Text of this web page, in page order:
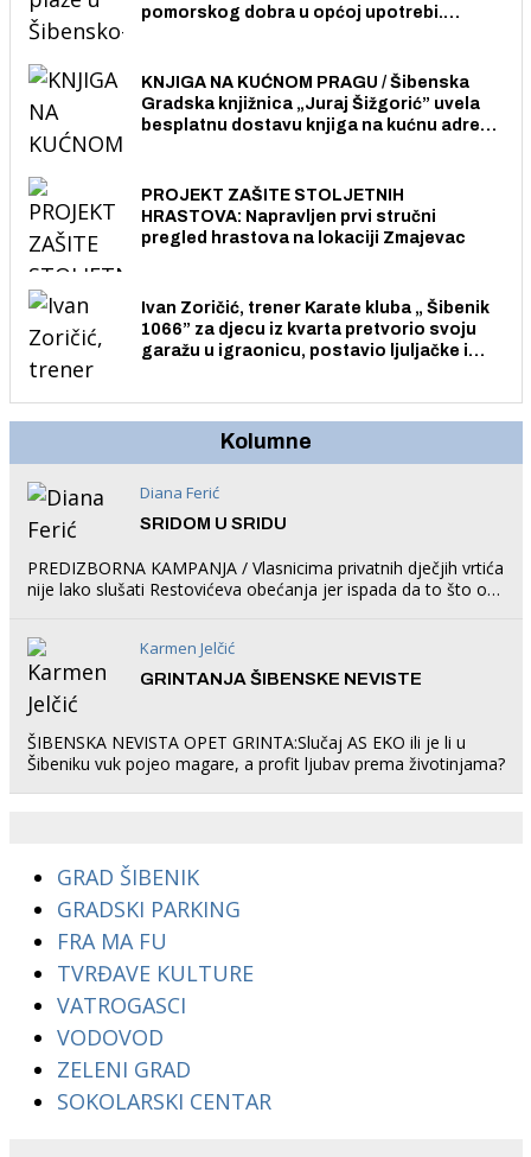
pomorskog dobra u općoj upotrebi.
KNJIGA NA KUĆNOM PRAGU / Šibenska
Gradska knjižnica „Juraj Šižgorić” uvela
besplatnu dostavu knjiga na kućnu adresu
PROJEKT ZAŠITE STOLJETNIH
HRASTOVA: Napravljen prvi stručni
pregled hrastova na lokaciji Zmajevac
Ivan Zoričić, trener Karate kluba „ Šibenik
1066” za djecu iz kvarta pretvorio svoju
garažu u igraonicu, postavio ljuljačke i
Kolumne
Diana Ferić
SRIDOM U SRIDU
PREDIZBORNA KAMPANJA / Vlasnicima privatnih dječjih vrtića
nije lako slušati Restovićeva obećanja jer ispada da to što oni
Karmen Jelčić
GRINTANJA ŠIBENSKE NEVISTE
ŠIBENSKA NEVISTA OPET GRINTA:Slučaj AS EKO ili je li u
Šibeniku vuk pojeo magare, a profit ljubav prema životinjama?
GRAD ŠIBENIK
GRADSKI PARKING
FRA MA FU
TVRĐAVE KULTURE
VATROGASCI
VODOVOD
ZELENI GRAD
SOKOLARSKI CENTAR